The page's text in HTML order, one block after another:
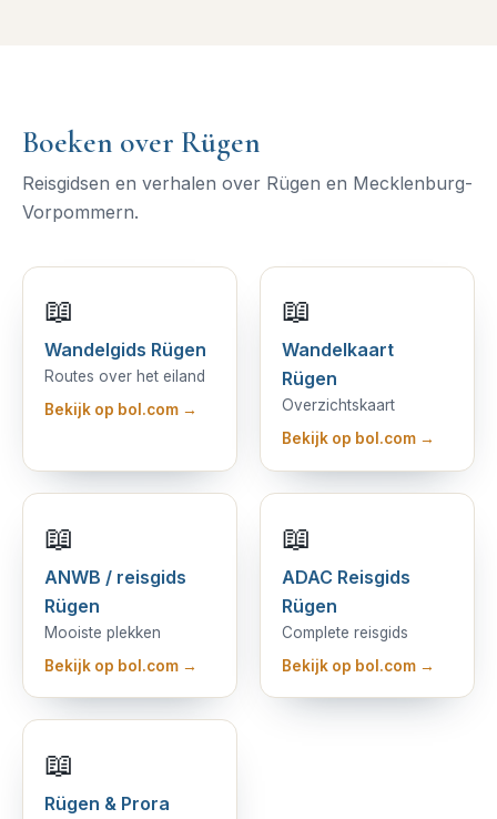
Boeken over Rügen
Reisgidsen en verhalen over Rügen en Mecklenburg-
Vorpommern.
📖
Wandelgids Rügen
Routes over het eiland
Bekijk op bol.com →
📖
Wandelkaart
Rügen
Overzichtskaart
Bekijk op bol.com →
📖
ANWB / reisgids
Rügen
Mooiste plekken
Bekijk op bol.com →
📖
ADAC Reisgids
Rügen
Complete reisgids
Bekijk op bol.com →
📖
Rügen & Prora